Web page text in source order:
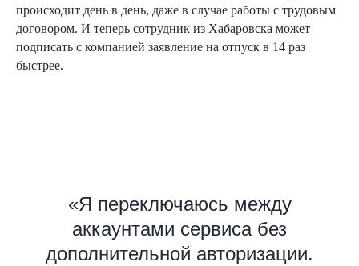
происходит день в день, даже в случае работы с трудовым
договором. И теперь сотрудник из Хабаровска может
подписать с компанией заявление на отпуск в 14 раз
быстрее.
«Я переключаюсь между
аккаунтами сервиса без
дополнительной авторизации.